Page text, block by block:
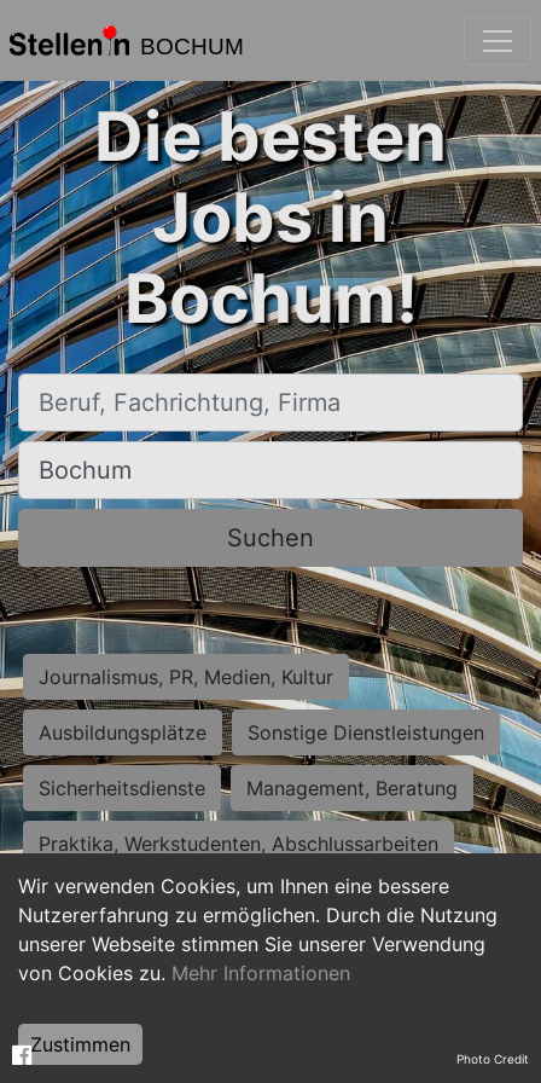
BOCHUM
Wir verwenden Cookies, um Ihnen eine bessere
Nutzererfahrung zu ermöglichen. Durch die Nutzung
unserer Webseite stimmen Sie unserer Verwendung
von Cookies zu. Mehr Informationen
Zustimmen
Die besten
Jobs in
Bochum!
Beruf, Fachrichtung, Firma
Ort, Stadt
Suchen
Journalismus, PR, Medien, Kultur
Ausbildungsplätze Sonstige Dienstleistungen
Sicherheitsdienste Management, Beratung
Praktika, Werkstudenten, Abschlussarbeiten
Personalwesen Assistenz, Sekretariat
Hilfskräfte, Aushilfs- und Nebenjobs
Weiterbildung, Studium, duale Ausbildung Photo Credit